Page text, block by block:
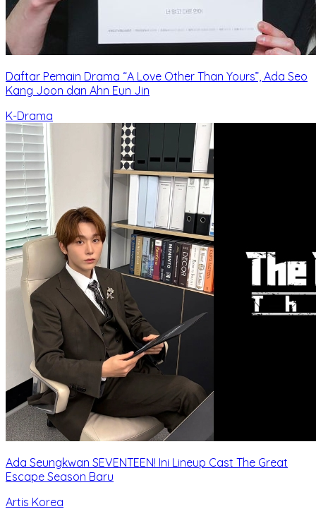
Daftar Pemain Drama “A Love Other Than Yours”, Ada Seo
Kang Joon dan Ahn Eun Jin
K-Drama
Ada Seungkwan SEVENTEEN! Ini Lineup Cast The Great
Escape Season Baru
Artis Korea